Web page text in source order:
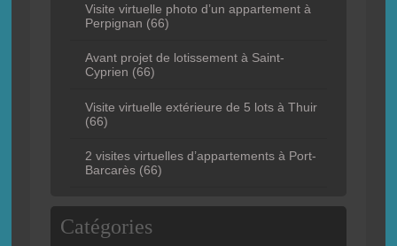
Visite virtuelle photo d’un appartement à
Perpignan (66)
Avant projet de lotissement à Saint-
Cyprien (66)
Visite virtuelle extérieure de 5 lots à Thuir
(66)
2 visites virtuelles d’appartements à Port-
Barcarès (66)
Catégories